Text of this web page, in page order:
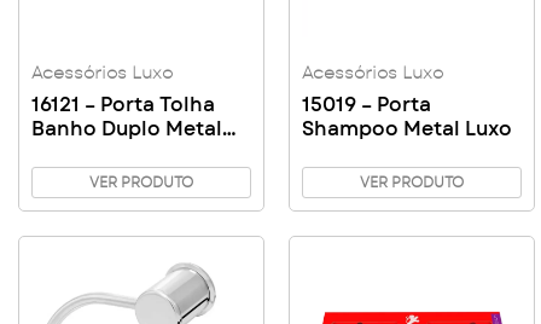
Acessórios Luxo
16121 – Porta Tolha
Banho Duplo Metal
VER PRODUTO
Acessórios Luxo
15019 – Porta
Shampoo Metal Luxo
VER PRODUTO